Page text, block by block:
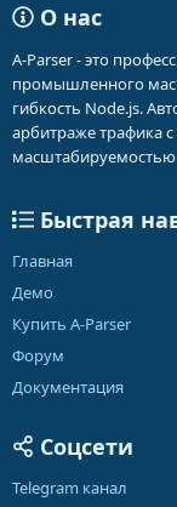
О нас
A-Parser - это
промышленного
гибкость Node.js.
арбитраже трафика
масштабируемостью
Быстрая
Главная
Демо
Купить A-Parser
Форум
Документация
Соцсети
Telegram канал